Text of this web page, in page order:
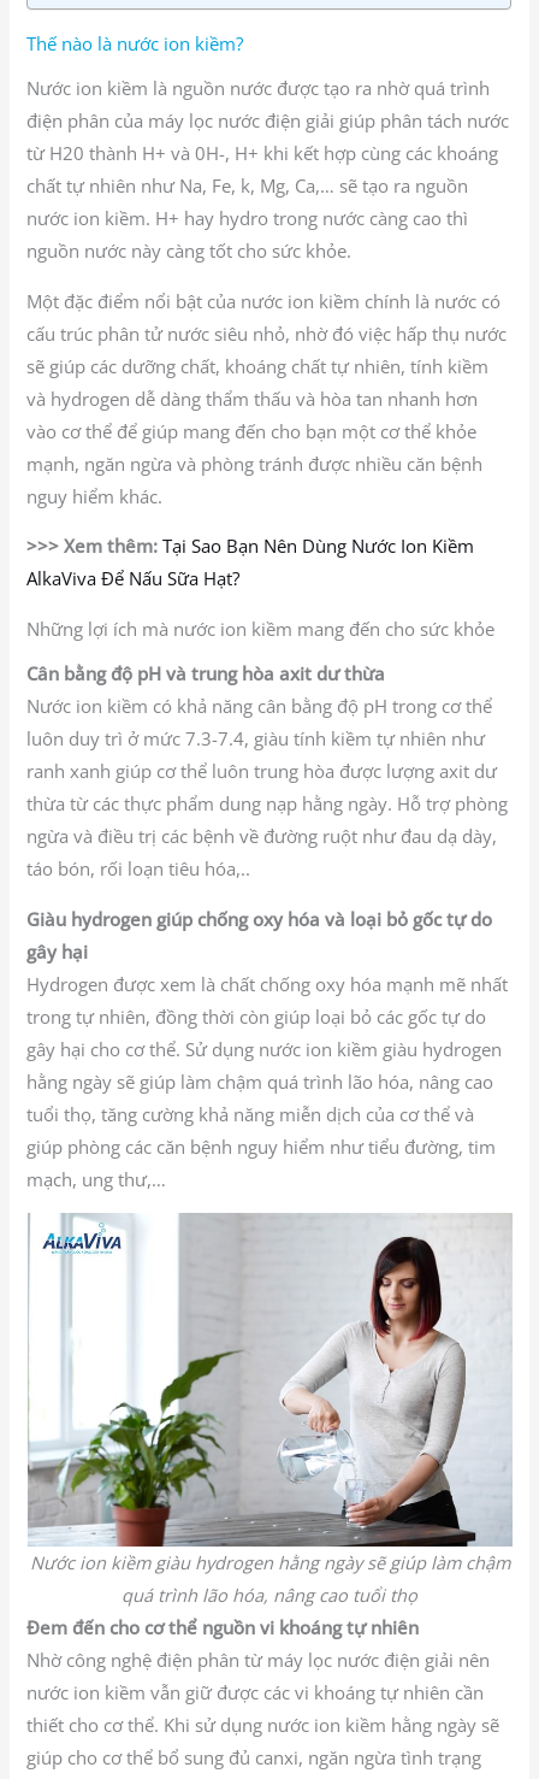
Thế nào là nước ion kiềm?
Nước ion kiềm là nguồn nước được tạo ra nhờ quá trình
điện phân của máy lọc nước điện giải giúp phân tách nước
từ H20 thành H+ và 0H-, H+ khi kết hợp cùng các khoáng
chất tự nhiên như Na, Fe, k, Mg, Ca,… sẽ tạo ra nguồn
nước ion kiềm. H+ hay hydro trong nước càng cao thì
nguồn nước này càng tốt cho sức khỏe.
Một đặc điểm nổi bật của nước ion kiềm chính là nước có
cấu trúc phân tử nước siêu nhỏ, nhờ đó việc hấp thụ nước
sẽ giúp các dưỡng chất, khoáng chất tự nhiên, tính kiềm
và hydrogen dễ dàng thẩm thấu và hòa tan nhanh hơn
vào cơ thể để giúp mang đến cho bạn một cơ thể khỏe
mạnh, ngăn ngừa và phòng tránh được nhiều căn bệnh
nguy hiểm khác.
>>> Xem thêm: Tại Sao Bạn Nên Dùng Nước Ion Kiềm
AlkaViva Để Nấu Sữa Hạt?
Những lợi ích mà nước ion kiềm mang đến cho sức khỏe
Cân bằng độ pH và trung hòa axit dư thừa
Nước ion kiềm có khả năng cân bằng độ pH trong cơ thể
luôn duy trì ở mức 7.3-7.4, giàu tính kiềm tự nhiên như
ranh xanh giúp cơ thể luôn trung hòa được lượng axit dư
thừa từ các thực phẩm dung nạp hằng ngày. Hỗ trợ phòng
ngừa và điều trị các bệnh về đường ruột như đau dạ dày,
táo bón, rối loạn tiêu hóa,..
Giàu hydrogen giúp chống oxy hóa và loại bỏ gốc tự do
gây hại
Hydrogen được xem là chất chống oxy hóa mạnh mẽ nhất
trong tự nhiên, đồng thời còn giúp loại bỏ các gốc tự do
gây hại cho cơ thể. Sử dụng nước ion kiềm giàu hydrogen
hằng ngày sẽ giúp làm chậm quá trình lão hóa, nâng cao
tuổi thọ, tăng cường khả năng miễn dịch của cơ thể và
giúp phòng các căn bệnh nguy hiểm như tiểu đường, tim
mạch, ung thư,…
Nước ion kiềm giàu hydrogen hằng ngày sẽ giúp làm chậm
quá trình lão hóa, nâng cao tuổi thọ
Đem đến cho cơ thể nguồn vi khoáng tự nhiên
Nhờ công nghệ điện phân từ máy lọc nước điện giải nên
nước ion kiềm vẫn giữ được các vi khoáng tự nhiên cần
thiết cho cơ thể. Khi sử dụng nước ion kiềm hằng ngày sẽ
giúp cho cơ thể bổ sung đủ canxi, ngăn ngừa tình trạng